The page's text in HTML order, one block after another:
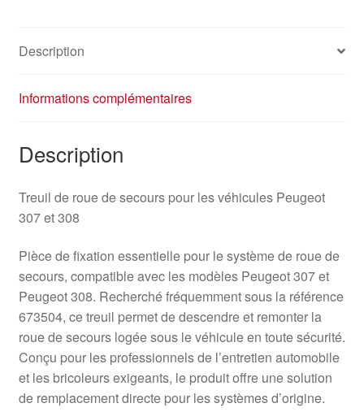
Description
Informations complémentaires
Description
Treuil de roue de secours pour les véhicules Peugeot
307 et 308
Pièce de fixation essentielle pour le système de roue de
secours, compatible avec les modèles Peugeot 307 et
Peugeot 308. Recherché fréquemment sous la référence
673504, ce treuil permet de descendre et remonter la
roue de secours logée sous le véhicule en toute sécurité.
Conçu pour les professionnels de l’entretien automobile
et les bricoleurs exigeants, le produit offre une solution
de remplacement directe pour les systèmes d’origine.